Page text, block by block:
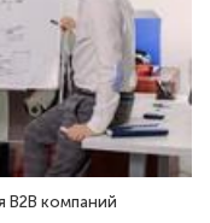
В2В компаний